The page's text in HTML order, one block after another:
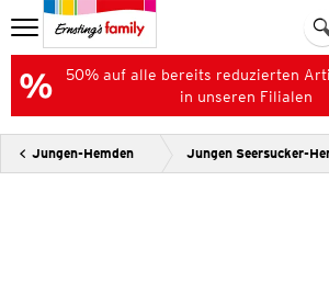
50% auf alle bereits reduzierten
in unseren Filialen
Jungen-Hemden Jungen Seersucker-